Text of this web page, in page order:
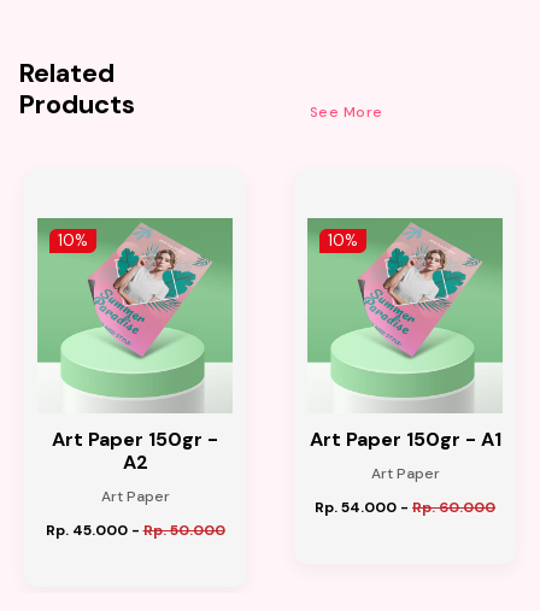
Related
Products
See More
10%
Art Paper 150gr -
A2
Art Paper
Rp. 45.000-Rp. 50.000
10%
Art Paper 150gr - A1
Art Paper
Rp. 54.000 - Rp. 60.000